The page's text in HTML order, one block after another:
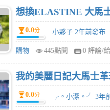
想換ELASTINE 大馬
0.0分 小夥子 2年前發布
購物 445點閱 0 評論/
我的美麗日記大馬士
0.0分 ╭。小潔。╯ 3年